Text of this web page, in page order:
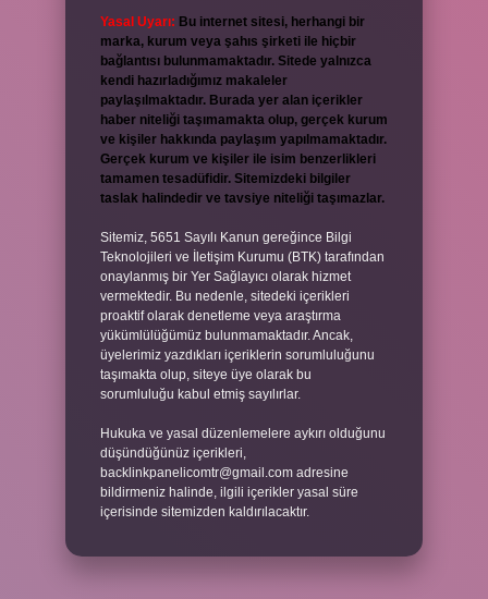
Yasal Uyarı: Bu internet sitesi, herhangi bir
marka, kurum veya şahıs şirketi ile hiçbir
bağlantısı bulunmamaktadır. Sitede yalnızca
kendi hazırladığımız makaleler
paylaşılmaktadır. Burada yer alan içerikler
haber niteliği taşımamakta olup, gerçek kurum
ve kişiler hakkında paylaşım yapılmamaktadır.
Gerçek kurum ve kişiler ile isim benzerlikleri
tamamen tesadüfidir. Sitemizdeki bilgiler
taslak halindedir ve tavsiye niteliği taşımazlar.
Sitemiz, 5651 Sayılı Kanun gereğince Bilgi
Teknolojileri ve İletişim Kurumu (BTK) tarafından
onaylanmış bir Yer Sağlayıcı olarak hizmet
vermektedir. Bu nedenle, sitedeki içerikleri
proaktif olarak denetleme veya araştırma
yükümlülüğümüz bulunmamaktadır. Ancak,
üyelerimiz yazdıkları içeriklerin sorumluluğunu
taşımakta olup, siteye üye olarak bu
sorumluluğu kabul etmiş sayılırlar.
Hukuka ve yasal düzenlemelere aykırı olduğunu
düşündüğünüz içerikleri,
backlinkpanelicomtr@gmail.com adresine
bildirmeniz halinde, ilgili içerikler yasal süre
içerisinde sitemizden kaldırılacaktır.